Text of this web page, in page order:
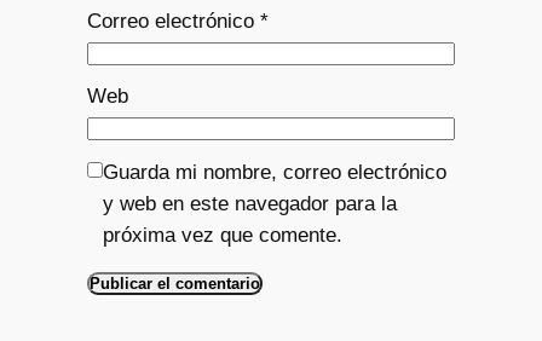
Correo electrónico *
Web
Guarda mi nombre, correo electrónico
y web en este navegador para la
próxima vez que comente.